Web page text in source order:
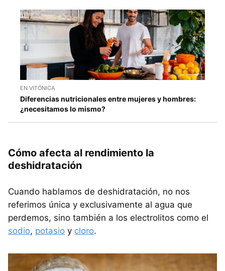
EN VITÓNICA
Diferencias nutricionales entre mujeres y hombres:
¿necesitamos lo mismo?
Cómo afecta al rendimiento la
deshidratación
Cuando hablamos de deshidratación, no nos
referimos única y exclusivamente al agua que
perdemos, sino también a los electrolitos como el
sodio, potasio y cloro.